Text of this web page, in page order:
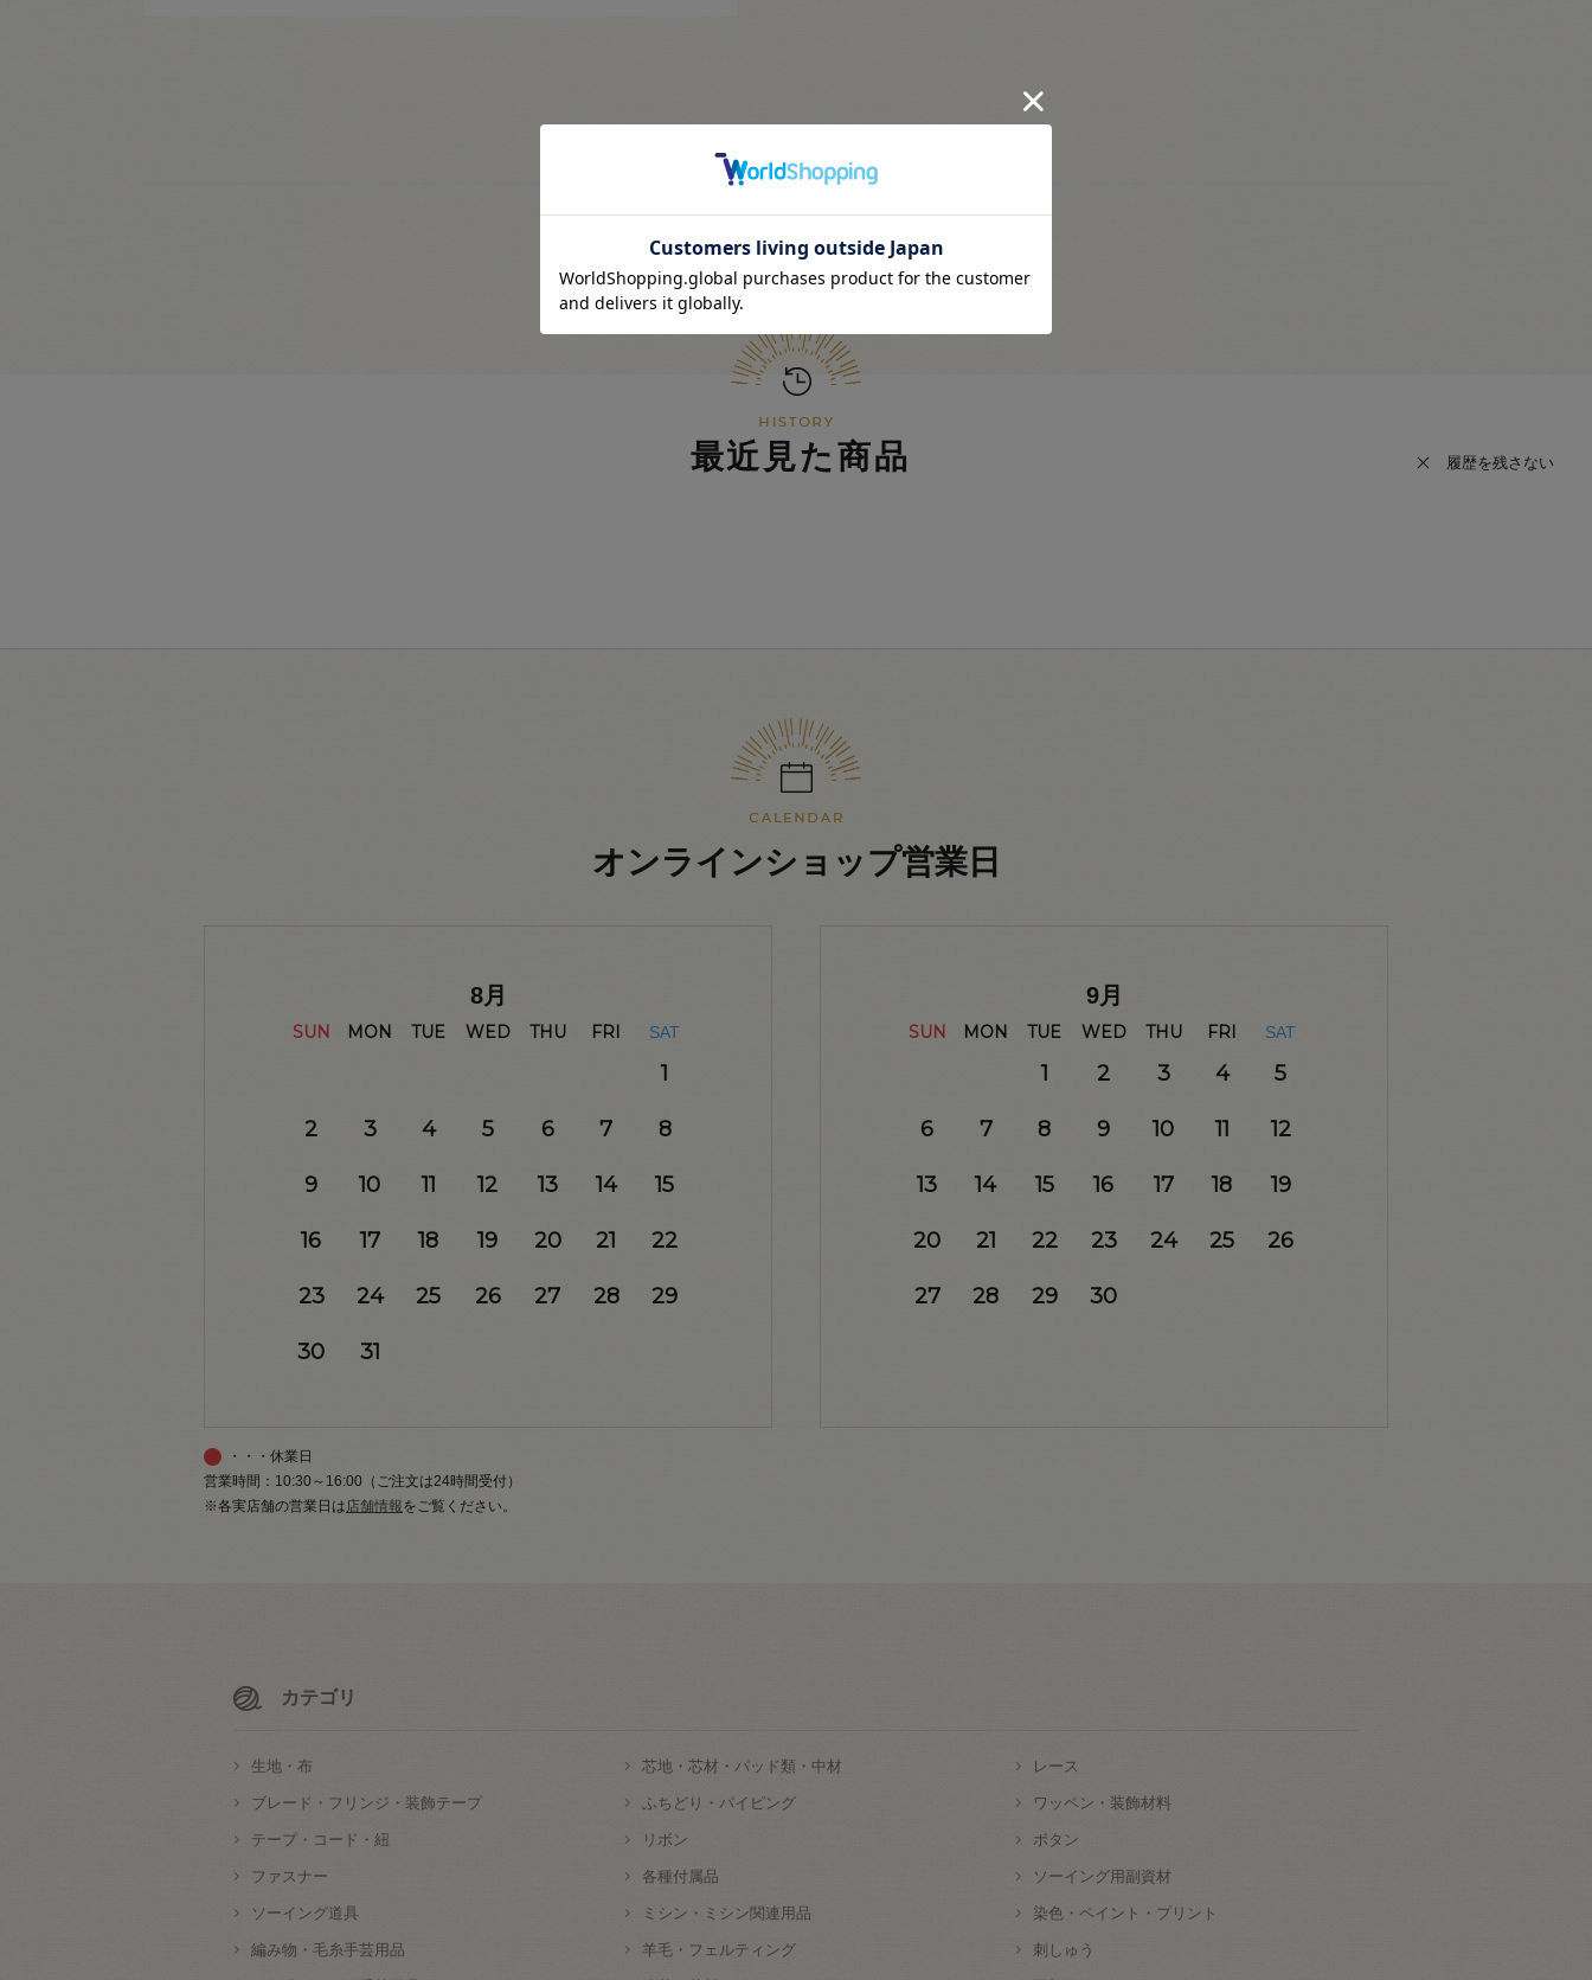
最近見た商品 履歴を残さない
オンラインショップ営業日
8月
SUN MON TUE WED THU FRI SAT
1
2 3 4 5 6 7 8
9 10 11 12 13 14 15
16 17 18 19 20 21 22
23 24 25 26 27 28 29
30 31
9月
SUN MON TUE WED THU FRI SAT
1 2 3 4 5
6 7 8 9 10 11 12
13 14 15 16 17 18 19
20 21 22 23 24 25 26
27 28 29 30
・・・休業日
営業時間：10:30～16:00（ご注文は24時間受付）
※各実店舗の営業日は店舗情報をご覧ください。
カテゴリ
生地・布 芯地・芯材・パッド類・中材 レース
ブレード・フリンジ・装飾テープ ふちどり・パイピング ワッペン・装飾材料
テープ・コード・紐 リボン ボタン
ファスナー 各種付属品 ソーイング用副資材
ソーイング道具 ミシン・ミシン関連用品 染色・ペイント・プリント
編み物・毛糸手芸用品 羊毛・フェルティング 刺しゅう